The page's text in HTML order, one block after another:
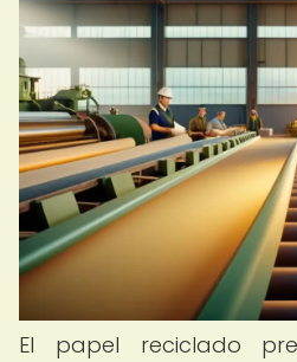
El papel reciclado